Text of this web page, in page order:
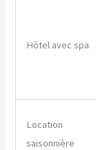
Hôtel avec spa
Location
saisonnière